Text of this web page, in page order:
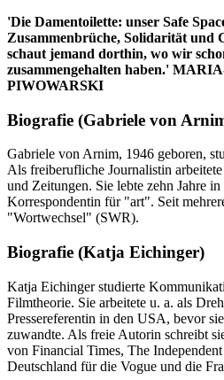
'Die Damentoilette: unser Safe
Zusammenbrüche, Solidarität und
schaut jemand dorthin, wo wir
zusammengehalten haben.'
PIWOWARSKI
Biografie (Gabriele von
Gabriele von Arnim, 1946 geboren,
Als freiberufliche Journalistin
und Zeitungen. Sie lebte zehn Jahre
Korrespondentin für "art". Seit
"Wortwechsel" (SWR).
Biografie (Katja Eichinger)
Katja Eichinger studierte
Filmtheorie. Sie arbeitete u. a. als
Pressereferentin in den USA, bevor
zuwandte. Als freie Autorin schreibt
von Financial Times, The
Deutschland für die Vogue und die